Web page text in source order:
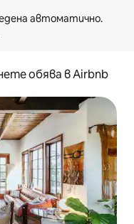
обява в Airbnb